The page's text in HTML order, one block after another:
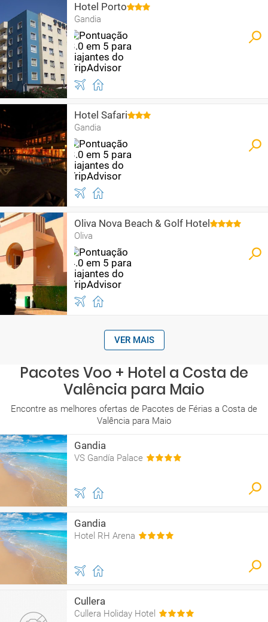
Hotel Porto
Gandia
Hotel Safari
Gandia
Oliva Nova Beach & Golf Hotel
Oliva
VER MAIS
Pacotes Voo + Hotel a Costa de
Valência para Maio
Encontre as melhores ofertas de Pacotes de Férias a Costa de
Valência para Maio
Gandia
VS Gandía Palace
Gandia
Hotel RH Arena
Cullera
Cullera Holiday Hotel